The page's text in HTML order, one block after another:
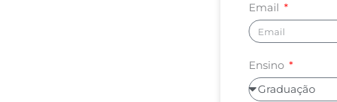
Email
Ensino